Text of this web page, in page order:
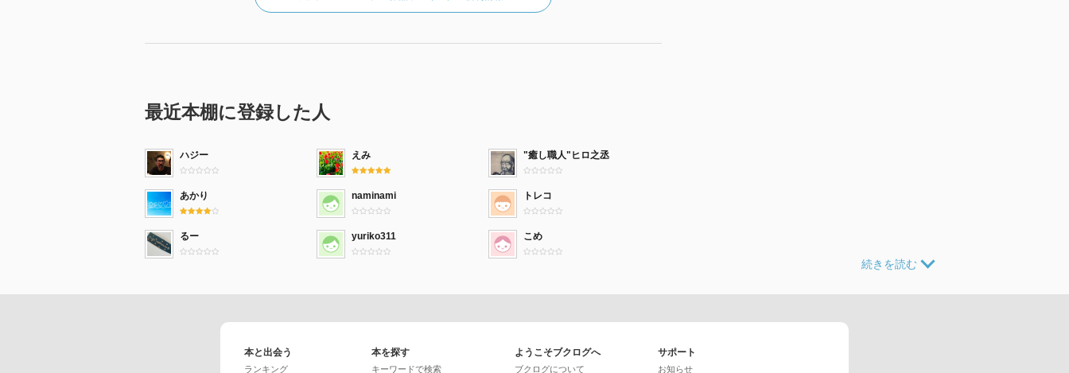
最近本棚に登録した人
ハジー えみ "癒し職人"ヒロ之丞
あかり naminami トレコ
るー yuriko311 こめ
本と出会う
ランキング
本を探す
キーワードで検索
ようこそブクログへ
ブクログについて
サポート
お知らせ